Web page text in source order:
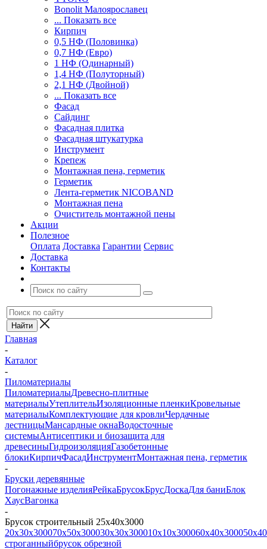
Bonolit Малоярославец
... Показать все
Кирпич
0,5 НФ (Половинка)
0,7 НФ (Евро)
1 НФ (Одинарный)
1,4 НФ (Полуторный)
2,1 НФ (Двойной)
... Показать все
Фасад
Сайдинг
Фасадная плитка
Фасадная штукатурка
Инструмент
Крепеж
Монтажная пена, герметик
Герметик
Лента-герметик NICOBAND
Монтажная пена
Очиститель монтажной пены
Акции
Полезное
Оплата Доставка Гарантии Сервис
Доставка
Контакты
Главная
-
Каталог
-
Пиломатериалы
ПиломатериалыДревесно-плитные
материалыУтеплительИзоляционные пленкиКровельные
материалыКомплектующие для кровлиЧердачные
лестницыМансардные окнаВодосточные
системыАнтисептики и биозащита для
древесиныГидроизоляцияГазобетонные
блокиКирпичФасадИнструментМонтажная пена, герметик
-
Бруски деревянные
Погонажные изделияРейкаБрусокБрусДоскаДля баниБлок
ХаусВагонка
-
Брусок строительный 25x40x3000
20x30x300070x50x300030x30x300010x10x300060x40x3000
строганныйбрусок обрезной